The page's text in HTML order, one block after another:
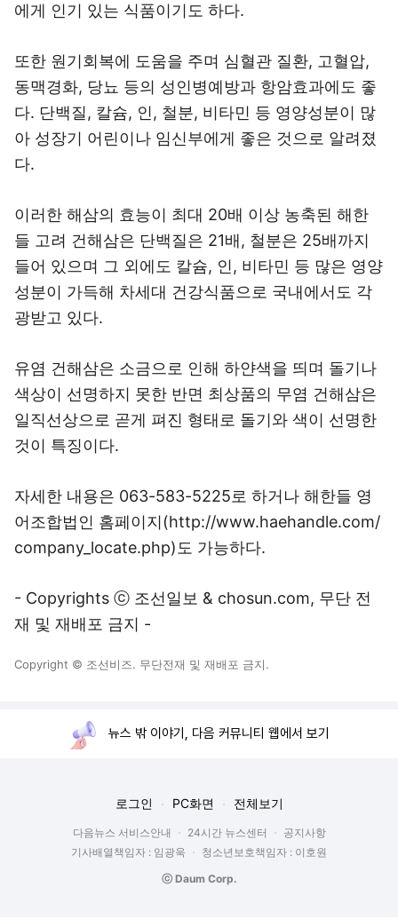
에게 인기 있는 식품이기도 하다.
또한 원기회복에 도움을 주며 심혈관 질환, 고혈압,
동맥경화, 당뇨 등의 성인병예방과 항암효과에도 좋
다. 단백질, 칼슘, 인, 철분, 비타민 등 영양성분이 많
아 성장기 어린이나 임신부에게 좋은 것으로 알려졌
다.
이러한 해삼의 효능이 최대 20배 이상 농축된 해한
들 고려 건해삼은 단백질은 21배, 철분은 25배까지
들어 있으며 그 외에도 칼슘, 인, 비타민 등 많은 영양
성분이 가득해 차세대 건강식품으로 국내에서도 각
광받고 있다.
유염 건해삼은 소금으로 인해 하얀색을 띄며 돌기나
색상이 선명하지 못한 반면 최상품의 무염 건해삼은
일직선상으로 곧게 펴진 형태로 돌기와 색이 선명한
것이 특징이다.
자세한 내용은 063-583-5225로 하거나 해한들 영
어조합법인 홈페이지(http://www.haehandle.com/
company_locate.php)도 가능하다.
- Copyrights ⓒ 조선일보 & chosun.com, 무단 전
재 및 재배포 금지 -
Copyright © 조선비즈. 무단전재 및 재배포 금지.
뉴스 밖 이야기, 다음 커뮤니티 웹에서 보기
로그인 PC화면 전체보기
다음뉴스 서비스안내 24시간 뉴스센터
공지사항
기사배열책임자 : 임광욱
청소년보호책임자 : 이호원
ⓒ Daum Corp.